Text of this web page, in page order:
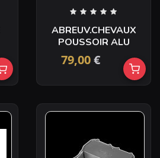
ABREUV.CHEVAUX
POUSSOIR ALU
79,00€